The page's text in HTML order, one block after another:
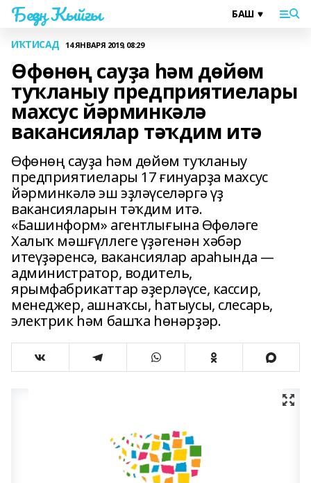
Беҙҙең Ҡыйғы
ИҠТИСАД 14 ЯНВАРЯ 2019, 08:29
Өфөнөң сауҙа һәм дөйөм
туҡланыу предприятиелары
махсус йәрминкәлә
вакансиялар тәҡдим итә
Өфөнөң сауҙа һәм дөйөм туҡланыу
предприятиелары 17 ғинуарҙа махсус
йәрминкәлә эш эҙләүселәргә үҙ
вакансияларын тәҡдим итә.
«Башинформ» агентлығына Өфөләге
Халыҡ мәшғүллеге үҙәгенән хәбәр
итеүҙәренсә, вакансиялар араһында —
администратор, водитель,
ярымфабрикаттар әҙерләүсе, кассир,
менеджер, ашнаҡсы, һатыусы, слесарь,
электрик һәм башҡа һөнәрҙәр.